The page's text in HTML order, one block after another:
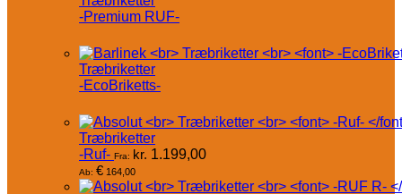
-Premium RUF-
Træbriketter
-EcoBriketts-
Træbriketter
-Ruf- Fra: kr. 1.199,00
Ab: € 164,00